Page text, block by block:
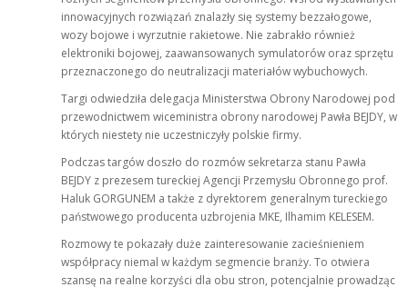
innowacyjnych rozwiązań znalazły się systemy bezzałogowe,
wozy bojowe i wyrzutnie rakietowe. Nie zabrakło również
elektroniki bojowej, zaawansowanych symulatorów oraz sprzętu
przeznaczonego do neutralizacji materiałów wybuchowych.
Targi odwiedziła delegacja Ministerstwa Obrony Narodowej pod
przewodnictwem wiceministra obrony narodowej Pawła BEJDY, w
których niestety nie uczestniczyły polskie firmy.
Podczas targów doszło do rozmów sekretarza stanu Pawła
BEJDY z prezesem tureckiej Agencji Przemysłu Obronnego prof.
Haluk GORGUNEM a także z dyrektorem generalnym tureckiego
państwowego producenta uzbrojenia MKE, Ilhamim KELESEM.
Rozmowy te pokazały duże zainteresowanie zacieśnieniem
współpracy niemal w każdym segmencie branży. To otwiera
szansę na realne korzyści dla obu stron, potencjalnie prowadząc